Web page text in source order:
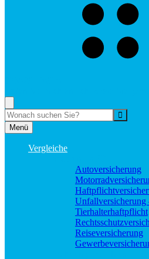
Menü
Vergleiche
Autoversicherung
Unfallversicherung
Tierhalterhaftpflicht
Reiseversicherung